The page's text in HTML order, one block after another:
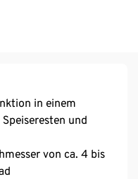
in einem
und
von ca. 4 bis